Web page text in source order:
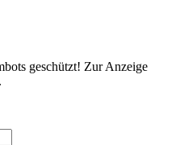
geschützt! Zur Anzeige